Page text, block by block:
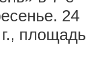
24
площадь